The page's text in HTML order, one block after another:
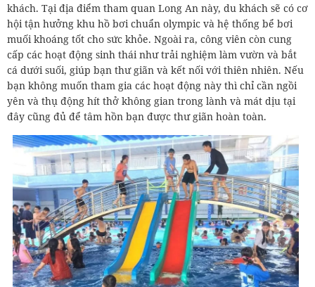
khách. Tại địa điểm tham quan Long An này, du khách sẽ có cơ
hội tận hưởng khu hồ bơi chuẩn olympic và hệ thống bể bơi
muối khoáng tốt cho sức khỏe. Ngoài ra, công viên còn cung
cấp các hoạt động sinh thái như trải nghiệm làm vườn và bắt
cá dưới suối, giúp bạn thư giãn và kết nối với thiên nhiên. Nếu
bạn không muốn tham gia các hoạt động này thì chỉ cần ngồi
yên và thụ động hít thở không gian trong lành và mát dịu tại
đây cũng đủ để tâm hồn bạn được thư giãn hoàn toàn.